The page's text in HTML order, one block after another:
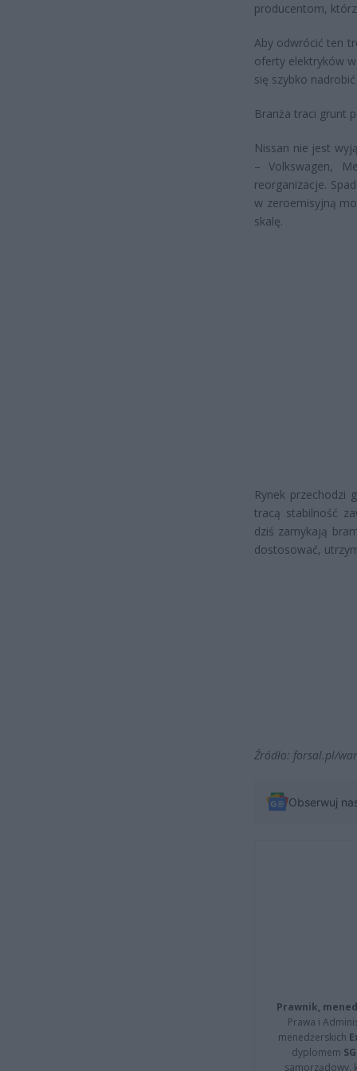
producentom,
Aby odwrócić ten
oferty elektryków w
się szybko
Branża traci grunt
Nissan nie jest
– Volkswagen,
reorganizacje.
w zeroemisyjną
skalę.
Rynek przechodzi
tracą stabilność
dziś zamykają
dostosować,
Źródło: forsal.pl/
Obserwuj
Prawnik,
Prawa i
menedżerskich
dyplomem
samorządowy,